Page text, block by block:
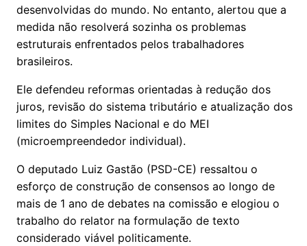
desenvolvidas do mundo. No entanto, alertou que a
medida não resolverá sozinha os problemas
estruturais enfrentados pelos trabalhadores
brasileiros.
Ele defendeu reformas orientadas à redução dos
juros, revisão do sistema tributário e atualização dos
limites do Simples Nacional e do MEI
(microempreendedor individual).
O deputado Luiz Gastão (PSD-CE) ressaltou o
esforço de construção de consensos ao longo de
mais de 1 ano de debates na comissão e elogiou o
trabalho do relator na formulação de texto
considerado viável politicamente.